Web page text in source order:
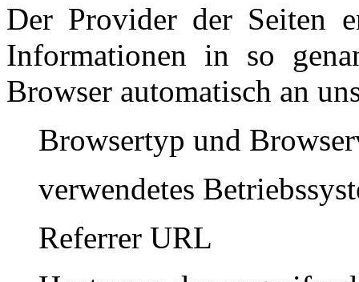
Der Provider der Seiten
Informationen in so
Browser automatisch an
Browsertyp und
verwendetes
Referrer URL